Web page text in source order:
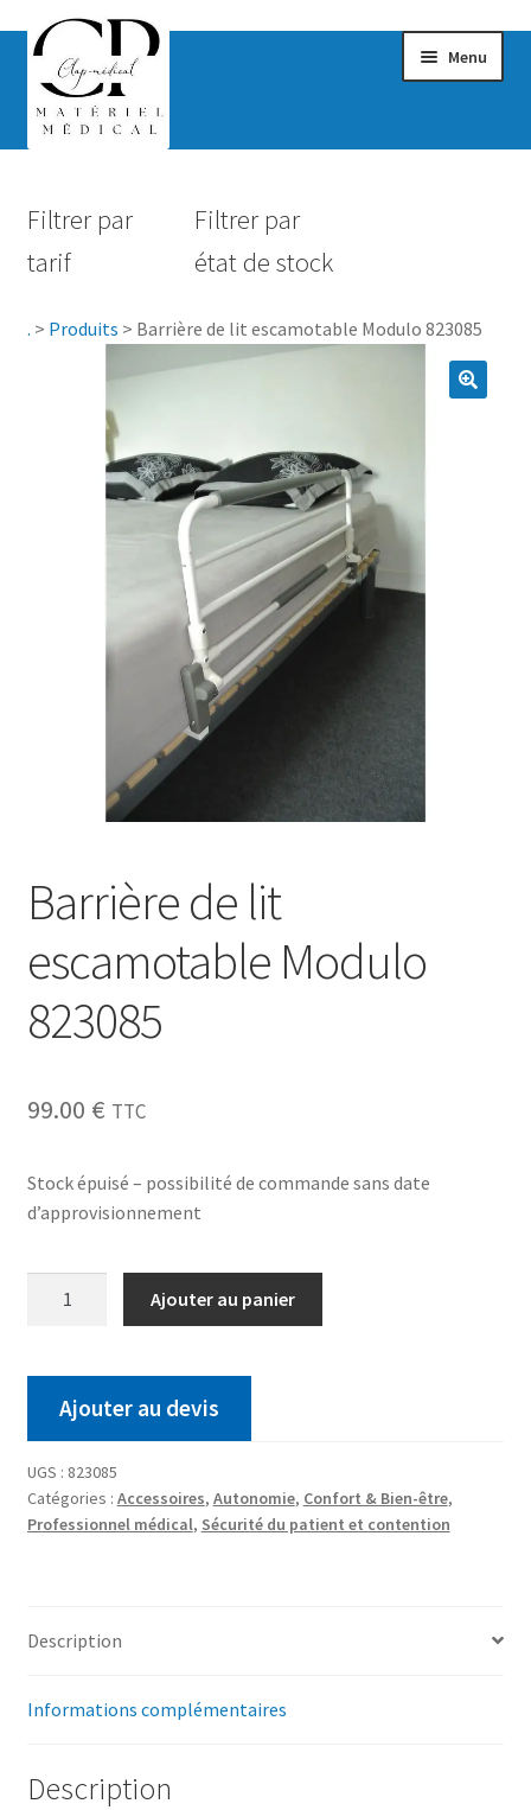
Menu
Hygiène
Rééducation
Accessoires Salle de bain
Vêtements & Chaussures
Filtrer par
tarif
Filtrer par
état de stock
. > Produits > Barrière de lit escamotable Modulo 823085
Barrière de lit
escamotable Modulo
823085
99.00 € TTC
Stock épuisé – possibilité de commande sans date
d’approvisionnement
Ajouter au panier
Ajouter au devis
UGS : 823085
Catégories : Accessoires, Autonomie, Confort & Bien-être,
Professionnel médical, Sécurité du patient et contention
Description
Informations complémentaires
Description